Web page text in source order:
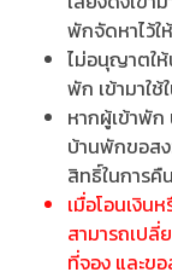
พักจัดหาไว้ให้
ไม่อนุญาตให้
พัก เข้ามาใ
หากผู้เข้าพั
บ้านพักขอส
สิทธิ์ในการคื
เมื่อโอนเงิน
สามารถเปลี่
ที่จอง และข